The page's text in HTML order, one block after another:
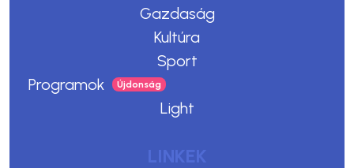
Gazdaság
Kultúra
Sport
Programok
Light
LINKEK